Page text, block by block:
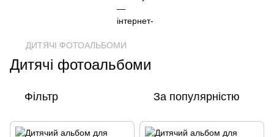
ДИТЯЧІ ФОТОАЛЬБОМИ
Дитячі фотоальбоми
Фільтр За популярністю